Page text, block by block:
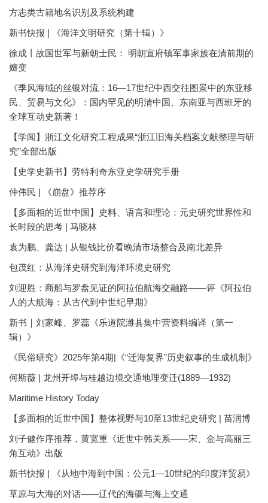
方志类古籍地名识别及系统构建
新书快报 | 《海洋文明研究（第十辑）》
徐成丨故国世军与新朝士民： 明朝宣府镇军事家族在清前期的
嬗变
《季风海域的丝银对流：16—17世纪中西交往图景中的东亚移
民、贸易与文化》：国内罕见的明清中国、东南亚与西班牙的
全球互动史新著！
【学闻】浙江文化研究工程成果“浙江旧海关档案文献整理与研
究”全部出版
【史学史新书】劳特利奇东亚史学研究手册
仲伟民 | 《崩盘》推荐序
【多面相的近世中国】史料、语言和理论：元史研究世界性和
长时段的思考 | 马晓林
袁为鹏、龚达 | 从银钱比价看晚清市场整合及南北差异
包茂红：从海洋史研究到海洋环境史研究
刘迎胜：商船与罗盘见证的阿拉伯航海交融路——评《阿拉伯
人的大航海：从古代到中世纪早期》
新书｜刘家峰、罗蕊《乐道院潍县集中营资料编译（第一
辑）》
《民俗研究》2025年第4期|《“迁海复界”历史叙事的生成机制》
何斯薇 | 龙州开埠与桂越边境交通地理变迁(1889—1932)
Maritime History Today
【多面相的近世中国】整体视野与10至13世纪史研究 | 苗润博
刘子健作序推荐，黄宽重《近世中韩关系——宋、金与高丽三
角互动》出版
新书快报 | 《从地中海到中国：公元1—10世纪的印度洋贸易》
草原与大海的对话——辽代的海疆与海上交通